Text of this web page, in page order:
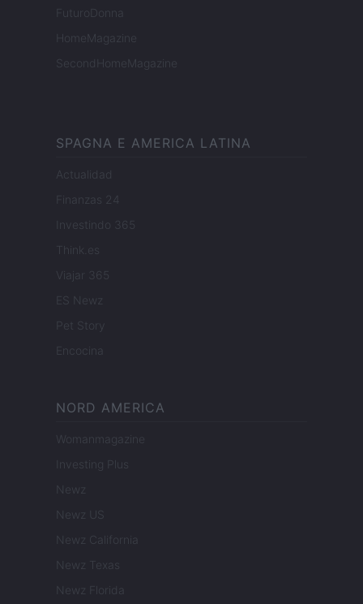
FuturoDonna
HomeMagazine
SecondHomeMagazine
SPAGNA E AMERICA LATINA
Actualidad
Finanzas 24
Investindo 365
Think.es
Viajar 365
ES Newz
Pet Story
Encocina
NORD AMERICA
Womanmagazine
Investing Plus
Newz
Newz US
Newz California
Newz Texas
Newz Florida